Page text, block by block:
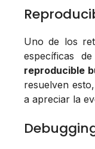
Uno de los
específicas
reproducible
resuelven
a apreciar la